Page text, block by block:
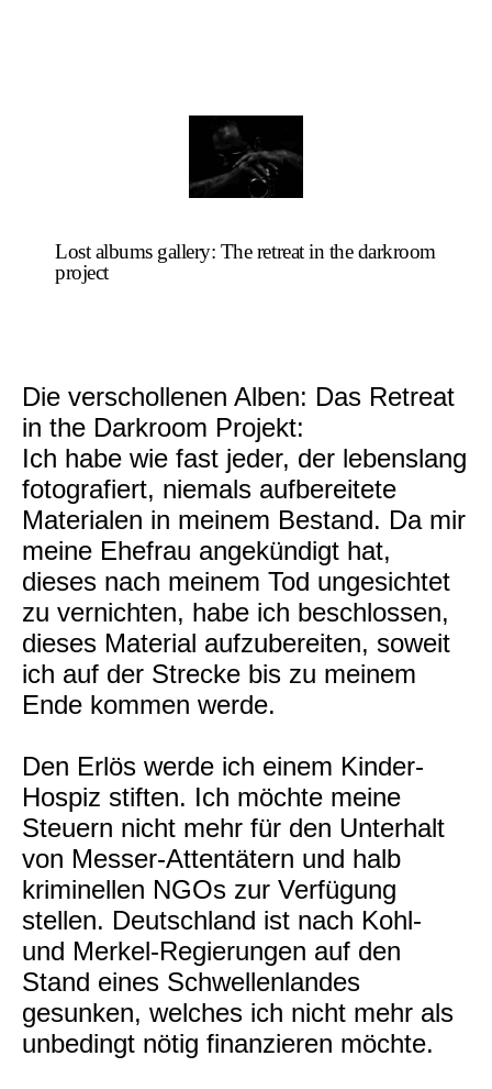
Lost albums gallery: The retreat in the darkroom
project
Die verschollenen Alben: Das Retreat
in the Darkroom Projekt:
Ich habe wie fast jeder, der lebenslang
fotografiert, niemals aufbereitete
Materialen in meinem Bestand. Da mir
meine Ehefrau angekündigt hat,
dieses nach meinem Tod ungesichtet
zu vernichten, habe ich beschlossen,
dieses Material aufzubereiten, soweit
ich auf der Strecke bis zu meinem
Ende kommen werde.
Den Erlös werde ich einem Kinder-
Hospiz stiften. Ich möchte meine
Steuern nicht mehr für den Unterhalt
von Messer-Attentätern und halb
kriminellen NGOs zur Verfügung
stellen. Deutschland ist nach Kohl-
und Merkel-Regierungen auf den
Stand eines Schwellenlandes
gesunken, welches ich nicht mehr als
unbedingt nötig finanzieren möchte.